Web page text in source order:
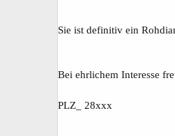
Sie ist definitiv ein
Bei ehrlichem Interesse
PLZ_ 28xxx